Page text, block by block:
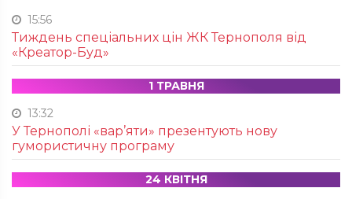
15:56
Тиждень спеціальних цін ЖК Тернополя від
«Креатор-Буд»
1 ТРАВНЯ
13:32
У Тернополі «вар’яти» презентують нову
гумористичну програму
24 КВІТНЯ